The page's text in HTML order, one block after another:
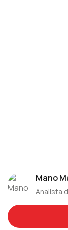
Mano
Analista